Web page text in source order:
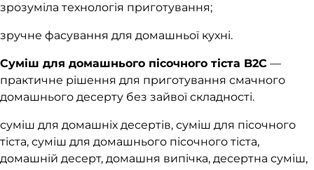
зрозуміла технологія приготування;
зручне фасування для домашньої кухні.
Суміш для домашнього пісочного тіста B2C —
практичне рішення для приготування смачного
домашнього десерту без зайвої складності.
суміш для домашніх десертів, суміш для пісочного
тіста, суміш для домашнього пісочного тіста,
домашній десерт, домашня випічка, десертна суміш,